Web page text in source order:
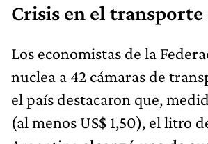
Crisis en el transporte
Los economistas de la
nuclea a 42 cámaras de
el país destacaron que,
(al menos US$ 1,50), el litro